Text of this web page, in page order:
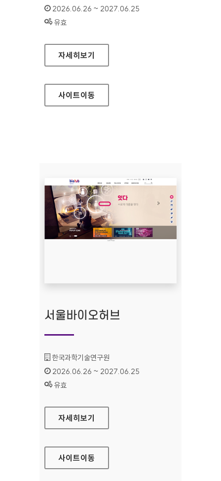
인증기간 :
2026.06.26 ~ 2027.06.25
상태 :
유효
세종예술의전당
자세히보기
사이트이동
서울바이오허브
기관명 :
한국과학기술연구원
인증기간 :
2026.06.26 ~ 2027.06.25
상태 :
유효
서울바이오허브
자세히보기
사이트이동